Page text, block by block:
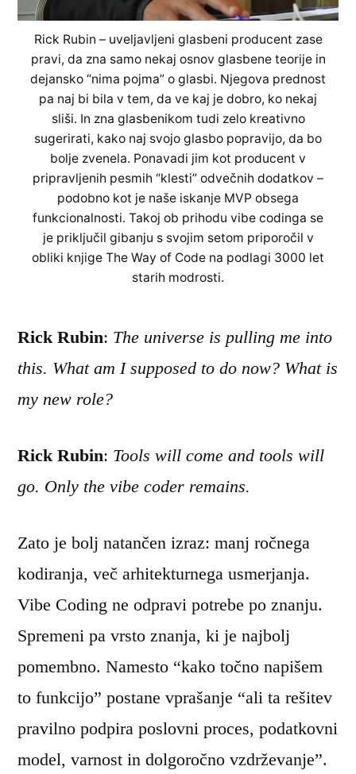
Rick Rubin – uveljavljeni glasbeni producent zase
pravi, da zna samo nekaj osnov glasbene teorije in
dejansko “nima pojma” o glasbi. Njegova prednost
pa naj bi bila v tem, da ve kaj je dobro, ko nekaj
sliši. In zna glasbenikom tudi zelo kreativno
sugerirati, kako naj svojo glasbo popravijo, da bo
bolje zvenela. Ponavadi jim kot producent v
pripravljenih pesmih “klesti” odvečnih dodatkov –
podobno kot je naše iskanje MVP obsega
funkcionalnosti. Takoj ob prihodu vibe codinga se
je priključil gibanju s svojim setom priporočil v
obliki knjige The Way of Code na podlagi 3000 let
starih modrosti.
Rick Rubin: The universe is pulling me into
this. What am I supposed to do now? What is
my new role?
Rick Rubin: Tools will come and tools will
go. Only the vibe coder remains.
Zato je bolj natančen izraz: manj ročnega
kodiranja, več arhitekturnega usmerjanja.
Vibe Coding ne odpravi potrebe po znanju.
Spremeni pa vrsto znanja, ki je najbolj
pomembno. Namesto “kako točno napišem
to funkcijo” postane vprašanje “ali ta rešitev
pravilno podpira poslovni proces, podatkovni
model, varnost in dolgoročno vzdrževanje”.